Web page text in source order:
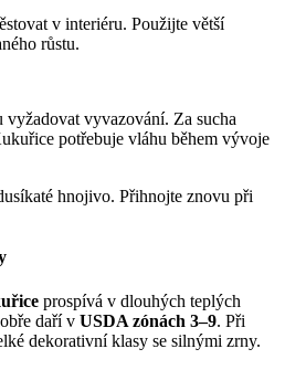
v interiéru. Použijte větší
růstu.
vyvazování. Za sucha
potřebuje vláhu během vývoje
hnojivo. Přihnojte znovu při
prospívá v dlouhých teplých
daří v USDA zónách 3–9. Při
dekorativní klasy se silnými zrny.